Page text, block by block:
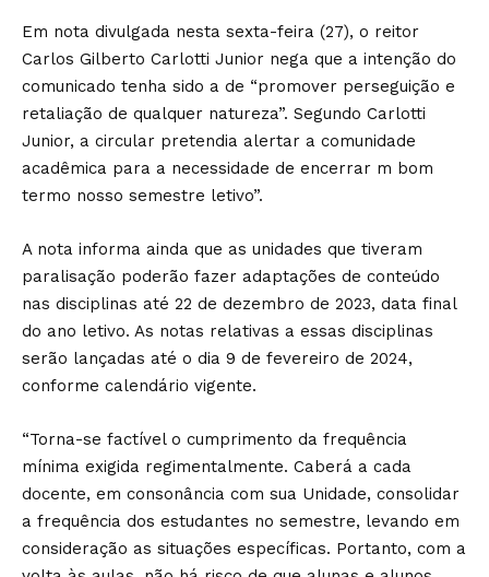
Em nota divulgada nesta sexta-feira (27), o reitor
Carlos Gilberto Carlotti Junior nega que a intenção do
comunicado tenha sido a de “promover perseguição e
retaliação de qualquer natureza”. Segundo Carlotti
Junior, a circular pretendia alertar a comunidade
acadêmica para a necessidade de encerrar m bom
termo nosso semestre letivo”.
A nota informa ainda que as unidades que tiveram
paralisação poderão fazer adaptações de conteúdo
nas disciplinas até 22 de dezembro de 2023, data final
do ano letivo. As notas relativas a essas disciplinas
serão lançadas até o dia 9 de fevereiro de 2024,
conforme calendário vigente.
“Torna-se factível o cumprimento da frequência
mínima exigida regimentalmente. Caberá a cada
docente, em consonância com sua Unidade, consolidar
a frequência dos estudantes no semestre, levando em
consideração as situações específicas. Portanto, com a